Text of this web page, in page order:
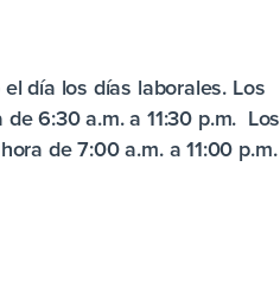
día los días laborales. Los
6:30 a.m. a 11:30 p.m. Los
de 7:00 a.m. a 11:00 p.m.